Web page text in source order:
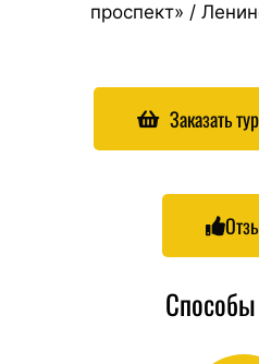
проспект» /
Заказать